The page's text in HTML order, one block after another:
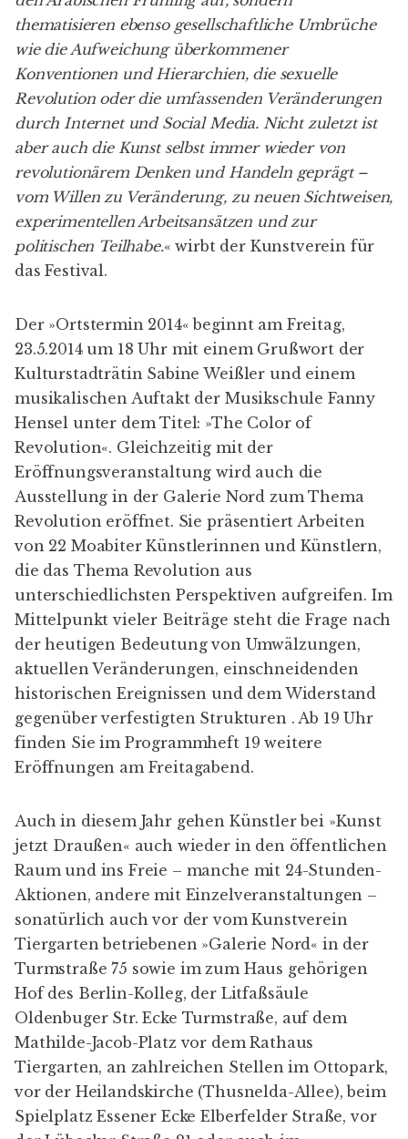
thematisieren ebenso gesellschaftliche Umbrüche
wie die Aufweichung überkommener
Konventionen und Hierarchien, die sexuelle
Revolution oder die umfassenden Veränderungen
durch Internet und Social Media. Nicht zuletzt ist
aber auch die Kunst selbst immer wieder von
revolutionärem Denken und Handeln geprägt –
vom Willen zu Veränderung, zu neuen Sichtweisen,
experimentellen Arbeitsansätzen und zur
politischen Teilhabe.« wirbt der Kunstverein für
das Festival.
Der »Ortstermin 2014« beginnt am Freitag,
23.5.2014 um 18 Uhr mit einem Grußwort der
Kulturstadträtin Sabine Weißler und einem
musikalischen Auftakt der Musikschule Fanny
Hensel unter dem Titel: »The Color of
Revolution«. Gleichzeitig mit der
Eröffnungsveranstaltung wird auch die
Ausstellung in der Galerie Nord zum Thema
Revolution eröffnet. Sie präsentiert Arbeiten
von 22 Moabiter Künstlerinnen und Künstlern,
die das Thema Revolution aus
unterschiedlichsten Perspektiven aufgreifen. Im
Mittelpunkt vieler Beiträge steht die Frage nach
der heutigen Bedeutung von Umwälzungen,
aktuellen Veränderungen, einschneidenden
historischen Ereignissen und dem Widerstand
gegenüber verfestigten Strukturen . Ab 19 Uhr
finden Sie im Programmheft 19 weitere
Eröffnungen am Freitagabend.
Auch in diesem Jahr gehen Künstler bei »Kunst
jetzt Draußen« auch wieder in den öffentlichen
Raum und ins Freie – manche mit 24-Stunden-
Aktionen, andere mit Einzelveranstaltungen –
sonatürlich auch vor der vom Kunstverein
Tiergarten betriebenen »Galerie Nord« in der
Turmstraße 75 sowie im zum Haus gehörigen
Hof des Berlin-Kolleg, der Litfaßsäule
Oldenbuger Str. Ecke Turmstraße, auf dem
Mathilde-Jacob-Platz vor dem Rathaus
Tiergarten, an zahlreichen Stellen im Ottopark,
vor der Heilandskirche (Thusnelda-Allee), beim
Spielplatz Essener Ecke Elberfelder Straße, vor